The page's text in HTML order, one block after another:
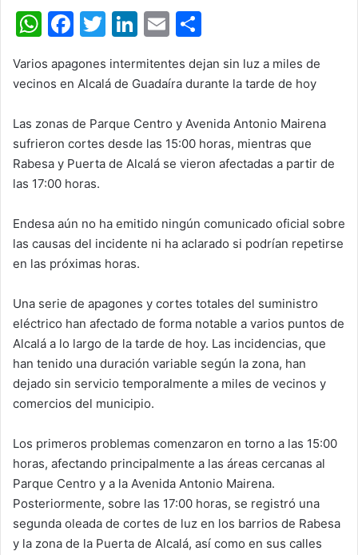
W
at
A
p
p
F
c
b
o
o
T
itt
Li
k
dI
n
E
ai m
ar
tir
Varios apagones intermitentes dejan sin luz a miles de
vecinos en Alcalá de Guadaíra durante la tarde de hoy
Las zonas de Parque Centro y Avenida Antonio Mairena
sufrieron cortes desde las 15:00 horas, mientras que
Rabesa y Puerta de Alcalá se vieron afectadas a partir de
las 17:00 horas.
Endesa aún no ha emitido ningún comunicado oficial sobre
las causas del incidente ni ha aclarado si podrían repetirse
en las próximas horas.
Una serie de apagones y cortes totales del suministro
eléctrico han afectado de forma notable a varios puntos de
Alcalá a lo largo de la tarde de hoy. Las incidencias, que
han tenido una duración variable según la zona, han
dejado sin servicio temporalmente a miles de vecinos y
comercios del municipio.
Los primeros problemas comenzaron en torno a las 15:00
horas, afectando principalmente a las áreas cercanas al
Parque Centro y a la Avenida Antonio Mairena.
Posteriormente, sobre las 17:00 horas, se registró una
segunda oleada de cortes de luz en los barrios de Rabesa
y la zona de la Puerta de Alcalá, así como en sus calles